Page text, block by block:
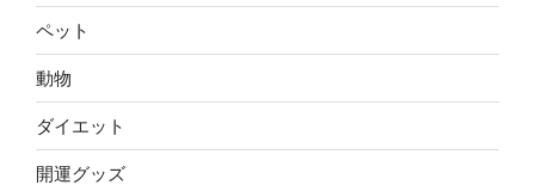
ペット
動物
ダイエット
開運グッズ